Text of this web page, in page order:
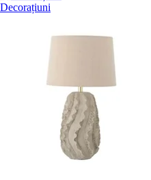
Decorațiuni